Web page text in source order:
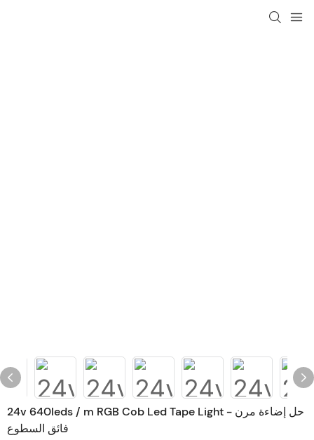
24v 640leds / m RGB Cob Led Tape Light - حل إضاءة مرن
فائق السطوع